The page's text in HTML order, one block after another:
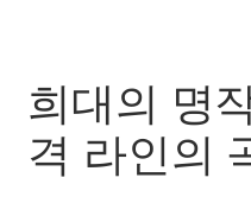
희대의 명
격 라인의